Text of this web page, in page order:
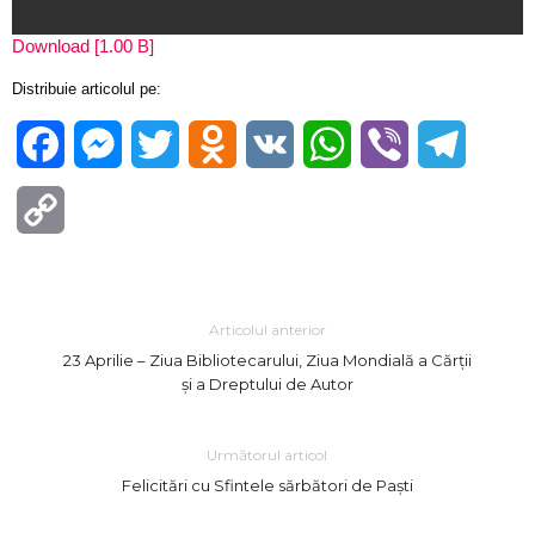
Download [1.00 B]
Distribuie articolul pe:
FacebookMessenger
Twitter Odnoklassniki
VK WhatsApp
Viber
Articolul anterior
23 Aprilie – Ziua Bibliotecarului, Ziua Mondială a Cărții
și a Dreptului de Autor
Următorul articol
Felicitări cu Sfintele sărbători de Paști